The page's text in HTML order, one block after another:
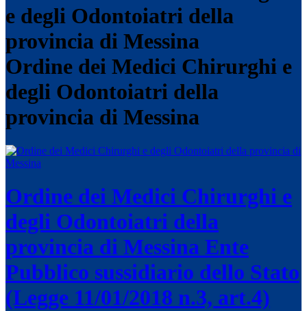
Ordine dei Medici Chirurghi e
degli Odontoiatri della
provincia di Messina
Ordine dei Medici Chirurghi e
degli Odontoiatri della
provincia di Messina Ente
Pubblico sussidiario dello Stato
(Legge 11/01/2018 n.3, art.4)